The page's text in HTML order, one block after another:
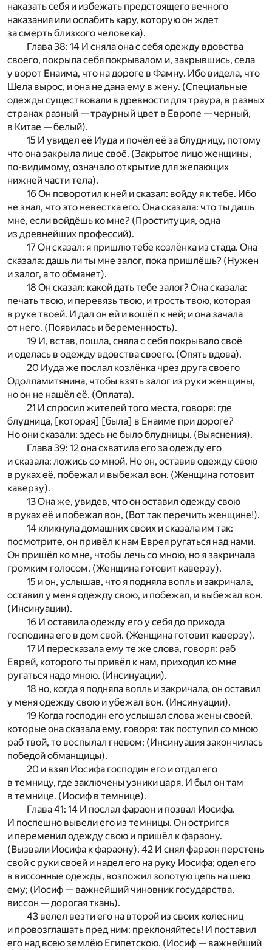
наказать себя и избежать предстоящего вечного
наказания или ослабить кару, которую он ждет
за смерть близкого человека).
Глава 38: 14 И сняла она с себя одежду вдовства
своего, покрыла себя покрывалом и, закрывшись, села
у ворот Енаима, что на дороге в Фамну. Ибо видела, что
Шела вырос, и она не дана ему в жену. (Специальные
одежды существовали в древности для траура, в разных
странах разный — траурный цвет в Европе — черный,
в Китае — белый).
15 И увидел её Иуда и почёл её за блудницу, потому
что она закрыла лице своё. (Закрытое лицо женщины,
по-видимому, означало открытие для желающих
нижней части тела).
16 Он поворотил к ней и сказал: войду я к тебе. Ибо
не знал, что это невестка его. Она сказала: что ты дашь
мне, если войдёшь ко мне? (Проституция, одна
из древнейших профессий).
17 Он сказал: я пришлю тебе козлёнка из стада. Она
сказала: дашь ли ты мне залог, пока пришлёшь? (Нужен
и залог, а то обманет).
18 Он сказал: какой дать тебе залог? Она сказала:
печать твою, и перевязь твою, и трость твою, которая
в руке твоей. И дал он ей и вошёл к ней; и она зачала
от него. (Появилась и беременность).
19 И, встав, пошла, сняла с себя покрывало своё
и оделась в одежду вдовства своего. (Опять вдова).
20 Иуда же послал козлёнка чрез друга своего
Одолламитянина, чтобы взять залог из руки женщины,
но он не нашёл её. (Оплата).
21 И спросил жителей того места, говоря: где
блудница, [которая] [была] в Енаиме при дороге?
Но они сказали: здесь не было блудницы. (Выяснения).
Глава 39: 12 она схватила его за одежду его
и сказала: ложись со мной. Но он, оставив одежду свою
в руках её, побежал и выбежал вон. (Женщина готовит
каверзу).
13 Она же, увидев, что он оставил одежду свою
в руках её и побежал вон, (Вот так перечить женщине!).
14 кликнула домашних своих и сказала им так:
посмотрите, он привёл к нам Еврея ругаться над нами.
Он пришёл ко мне, чтобы лечь со мною, но я закричала
громким голосом, (Женщина готовит каверзу).
15 и он, услышав, что я подняла вопль и закричала,
оставил у меня одежду свою, и побежал, и выбежал вон.
(Инсинуации).
16 И оставила одежду его у себя до прихода
господина его в дом свой. (Женщина готовит каверзу).
17 И пересказала ему те же слова, говоря: раб
Еврей, которого ты привёл к нам, приходил ко мне
ругаться надо мною. (Инсинуации).
18 но, когда я подняла вопль и закричала, он оставил
у меня одежду свою и убежал вон. (Инсинуации).
19 Когда господин его услышал слова жены своей,
которые она сказала ему, говоря: так поступил со мною
раб твой, то воспылал гневом; (Инсинуация закончилась
победой обманщицы).
20 и взял Иосифа господин его и отдал его
в темницу, где заключены узники царя. И был он там
в темнице. (Иосиф в темнице).
Глава 41: 14 И послал фараон и позвал Иосифа.
И поспешно вывели его из темницы. Он остригся
и переменил одежду свою и пришёл к фараону.
(Вызвали Иосифа к фараону). 42 И снял фараон перстень
свой с руки своей и надел его на руку Иосифа; одел его
в виссонные одежды, возложил золотую цепь на шею
ему; (Иосиф — важнейший чиновник государства,
виссон — дорогая ткань).
43 велел везти его на второй из своих колесниц
и провозглашать пред ним: преклоняйтесь! И поставил
его над всею землёю Египетскою. (Иосиф — важнейший